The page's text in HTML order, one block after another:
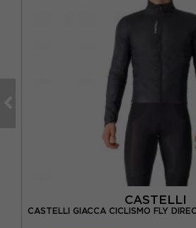
CASTELLI
CASTELLI GIACCA CICLISMO FLY